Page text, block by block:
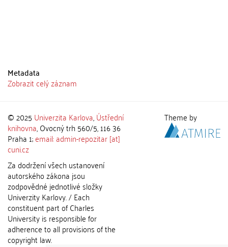
Metadata
Zobrazit celý záznam
© 2025 Univerzita Karlova,Ústřední
knihovna, Ovocný trh 560/5, 116 36
Praha 1;email: admin-repozitar [at]
cuni.cz
Za dodržení všech ustanovení
autorského zákona jsou
zodpovědné jednotlivé složky
Univerzity Karlovy. / Each
constituent part of Charles
University is responsible for
adherence to all provisions of the
copyright law.
Theme by